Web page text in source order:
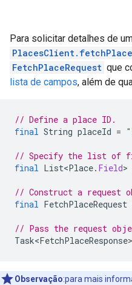
Para solicitar detalhes de
FetchPlaceRequest que
lista de campos, além de
// Define a place ID.
final String placeId =
// Specify the list of
final List<Place. Field>
// Construct a request
final FetchPlaceRequest
// Pass the request
Task<FetchPlaceResponse>
Observação:para mais